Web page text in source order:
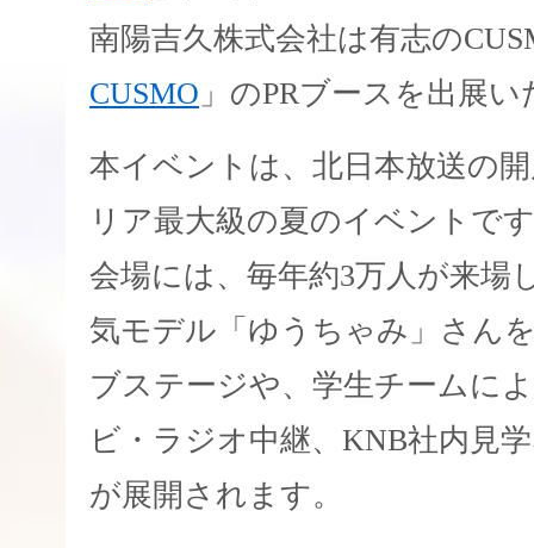
南陽吉久株式会社は有志の
CUSMO 」のPRブースを出展
本イベントは、北日本放送の
リア最大級の夏のイベントで
会場には、毎年約3万人が来場
気モデル「ゆうちゃみ」さん
ブステージや、学生チームに
ビ・ラジオ中継、KNB社内見
が展開されます。